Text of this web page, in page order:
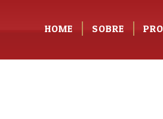
HOME SOBRE